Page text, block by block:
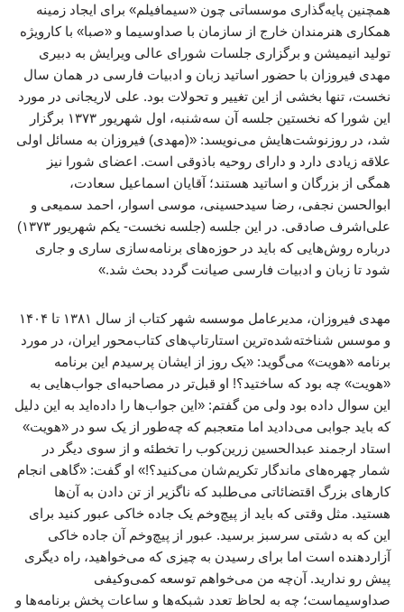
همچنین پایه‌گذاری موسساتی چون «سیمافیلم» برای ایجاد زمینه
همکاری هنرمندان خارج از سازمان با صداوسیما و «صبا» با کارویژه
تولید انیمیشن و برگزاری جلسات شورای عالی ویرایش به دبیری
مهدی فیروزان با حضور اساتید زبان و ادبیات فارسی در همان سال
نخست، تنها بخشی از این تغییر و تحولات بود. علی لاریجانی در مورد
این شورا که نخستین جلسه آن سه‌شنبه، اول شهریور ۱۳۷۳ برگزار
شد، در روزنوشت‌هایش می‌نویسد: «(مهدی) فیروزان به مسائل اولی
علاقه زیادی دارد و دارای روحیه باذوقی است. اعضای شورا نیز
همگی از بزرگان و اساتید هستند؛ آقایان اسماعیل سعادت،
ابوالحسن نجفی، رضا سیدحسینی، موسی اسوار، احمد سمیعی و
علی‌اشرف صادقی. در این جلسه (جلسه نخست- یکم شهریور ۱۳۷۳)
درباره روش‌هایی که باید در حوزه‌های برنامه‌سازی ساری و جاری
شود تا زبان و ادبیات فارسی صیانت گردد بحث شد.»
مهدی فیروزان، مدیرعامل موسسه شهر کتاب از سال ۱۳۸۱ تا ۱۴۰۴
و موسس شناخته‌شده‌ترین استارتاپ‌های کتاب‌محور ایران، در مورد
برنامه «هویت» می‌گوید: «یک روز از ایشان پرسیدم این برنامه
«هویت» چه بود که ساختید؟! او قبل‌تر در مصاحبه‌ای جواب‌هایی به
این سوال داده بود ولی من گفتم: «این جواب‌ها را داده‌اید به این دلیل
که باید جوابی می‌دادید اما متعجبم که چه‌طور از یک سو در «هویت»
استاد ارجمند عبدالحسین زرین‌کوب را تخطئه و از سوی دیگر در
شمار چهره‌های ماندگار تکریم‌شان می‌کنید؟!» او گفت: «گاهی انجام
کارهای بزرگ‌ اقتضائاتی می‌طلبد که ناگزیر از تن دادن به آن‌ها
هستید. مثل وقتی که باید از پیچ‌وخم یک جاده خاکی عبور کنید برای
این که به دشتی سرسبز برسید. عبور از پیچ‌وخم آن جاده خاکی
آزاردهنده است اما برای رسیدن به چیزی که می‌خواهید، راه دیگری
پیش رو ندارید. آن‌چه من می‌خواهم توسعه کمی‌وکیفی
صداوسیماست؛ چه به لحاظ تعدد شبکه‌ها و ساعات پخش برنامه‌ها و